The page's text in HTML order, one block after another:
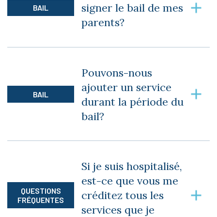
bail.BAIL
signer le bail de mes
parents?
signataire légal. Nous vous demanderons une
copie de votre acte notarié le prouvant.
BAIL
Pouvons-nous
ajouter un service
durant la période du
bail?
une nouvelle demande pour le crédit de
maintien à domicile.
QUESTIONS
FRÉQUENTES
Si je suis hospitalisé,
est-ce que vous me
créditez tous les
services que je